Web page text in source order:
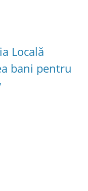
Locală
bani pentru